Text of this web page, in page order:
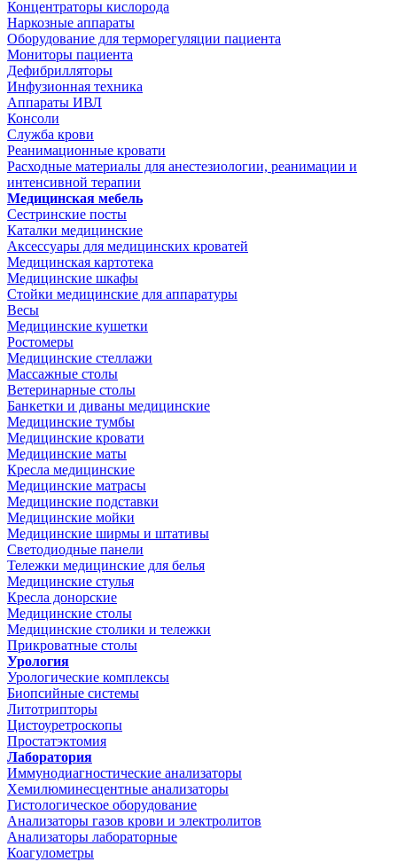
Концентраторы кислорода
Наркозные аппараты
Оборудование для терморегуляции пациента
Мониторы пациента
Дефибрилляторы
Инфузионная техника
Аппараты ИВЛ
Консоли
Служба крови
Реанимационные кровати
Расходные материалы для анестезиологии, реанимации и
интенсивной терапии
Медицинская мебель
Сестринские посты
Каталки медицинские
Аксессуары для медицинских кроватей
Медицинская картотека
Медицинские шкафы
Стойки медицинские для аппаратуры
Весы
Медицинские кушетки
Ростомеры
Медицинские стеллажи
Массажные столы
Ветеринарные столы
Банкетки и диваны медицинские
Медицинские тумбы
Медицинские кровати
Медицинские маты
Кресла медицинские
Медицинские матрасы
Медицинские подставки
Медицинские мойки
Медицинские ширмы и штативы
Светодиодные панели
Тележки медицинские для белья
Медицинские стулья
Кресла донорские
Медицинские столы
Медицинские столики и тележки
Прикроватные столы
Урология
Урологические комплексы
Биопсийные системы
Литотрипторы
Цистоуретроскопы
Простатэктомия
Лаборатория
Иммунодиагностические анализаторы
Хемилюминесцентные анализаторы
Гистологическое оборудование
Анализаторы газов крови и электролитов
Анализаторы лабораторные
Коагулометры